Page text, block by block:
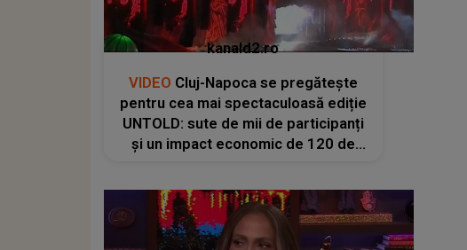
kanald2.ro
VIDEO Cluj-Napoca se pregătește
pentru cea mai spectaculoasă ediție
UNTOLD: sute de mii de participanți
și un impact economic de 120 de